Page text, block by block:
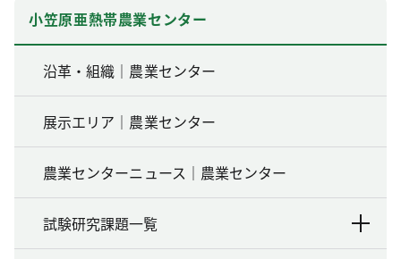
小笠原亜熱帯農業センター
沿革・組織｜農業センター
展示エリア｜農業センター
農業センターニュース｜農業センター
試験研究課題一覧